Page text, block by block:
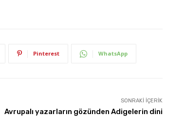
Pinterest WhatsApp
SONRAKI İÇERIK
Avrupalı yazarların gözünden Adigelerin dini